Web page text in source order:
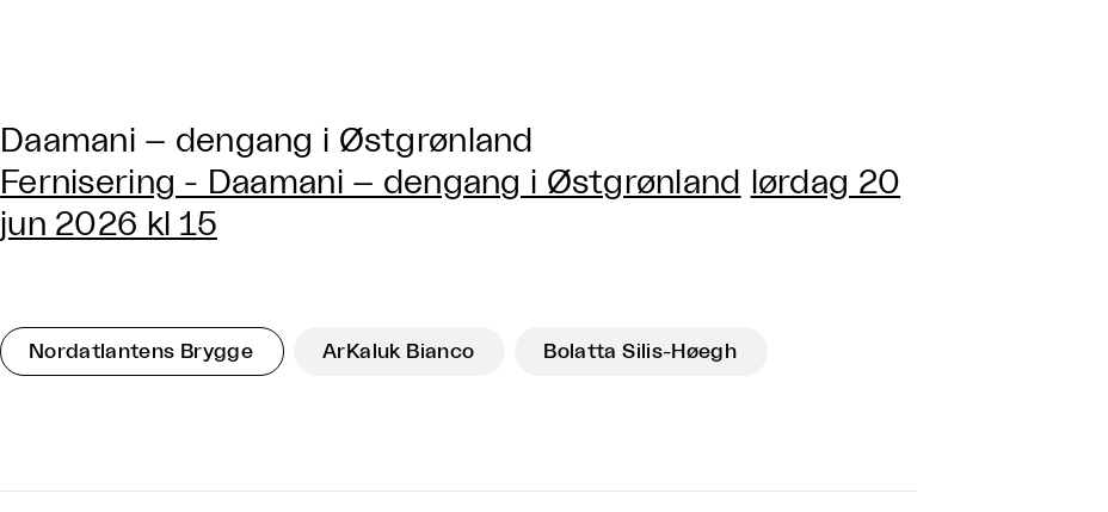
Daamani – dengang i Østgrønland
Fernisering - Daamani – dengang i Østgrønland
lørdag 20
jun 2026 kl 15
Nordatlantens Brygge ArKaluk Bianco Bolatta Silis-Høegh